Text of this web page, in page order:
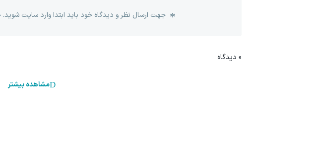
جهت ارسال نظر و دیدگاه خود باید ابتدا وارد سایت
0 دیدگاه
مشاهده بیشتر